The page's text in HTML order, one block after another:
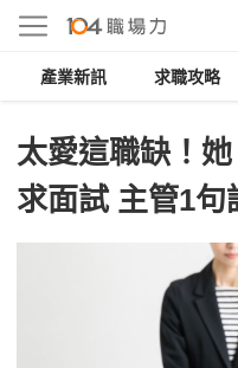
產業新訊 求職攻略
太愛這職缺！她
求面試 主管1句